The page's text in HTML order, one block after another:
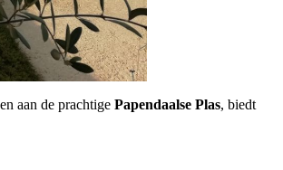
aan de prachtige Papendaalse Plas, biedt